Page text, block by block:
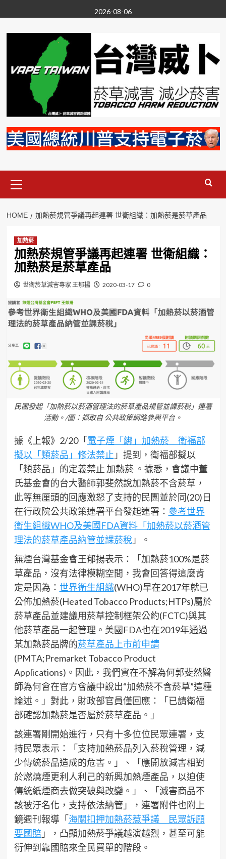
to
content
2026-08-06
Menu
HOME 加熱菸規管爭議再起連署 世衛組織：加熱菸是菸草產品
加熱菸
加熱菸規管爭議再起連署 世衛組織：
加熱菸是菸草產品
世衛菸草減害專家 王郁揚 2020-03-17 0
民團發起「加熱菸以菸酒管理法的菸草產品規管並課菸稅」連署
活動。/圖：擷取自 公共政策網路參與平台。
據《上報》2/20「電子煙「綁」加熱菸 衛福部
擬以「類菸品」修法禁止 」提到，衛福部擬以
「類菸品」的定義禁止 加熱菸 。據悉，會議中董
氏基金會的台大醫師郭斐然說加熱菸不含菸草，
此等無厘頭的回應激怒了支持的民團並於同(20)日
在行政院公共政策連署平台發起連署： 參考世界
衛生組織WHO及美國FDA資料「加熱菸以菸酒管
理法的菸草產品納管並課菸稅」。
無煙台灣基金會王郁揚表示：「加熱菸100%是菸
草產品，沒有法律模糊空間，我會回答得這麼肯
定是因為： 世界衛生組織(WHO)早在2017年就已
公佈加熱菸(Heated Tobacco Products;HTPs)屬於
菸草產品並建議用菸草控制框架公約(FCTC)與其
他菸草產品一起管理。美國FDA也在2019年通過
某加熱菸品牌的菸草產品上市前申請
(PMTA;Premarket Tobacco Product
Applications)。因此，我們實在不解為何郭斐然醫
師為何會在官方會議中說出“加熱菸不含菸草”這種
論述。」對此，財政部官員僅回應：「已請衛福
部確認加熱菸是否屬於菸草產品。」
該連署剛開始進行，只有十多位位民眾連署，支
持民眾表示：「支持加熱菸品列入菸稅管理，減
少傳統菸品造成的危害。」、「應開放減害相對
於燃燒煙更利人利己的新興加熱煙產品，以迫使
傳統紙煙商去做突破與改變。」、「減害商品不
該被汙名化，支持依法納管」，連署附件也附上
鏡週刊報導「海關扣押加熱菸惹爭議 民眾訴願
要國賠」，凸顯加熱菸爭議越演越烈，甚至可能
衍伸到靠國賠來全民買單的階段。